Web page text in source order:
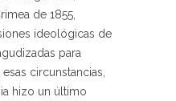
de 1855,
ideológicas de
para
circunstancias,
hizo un último